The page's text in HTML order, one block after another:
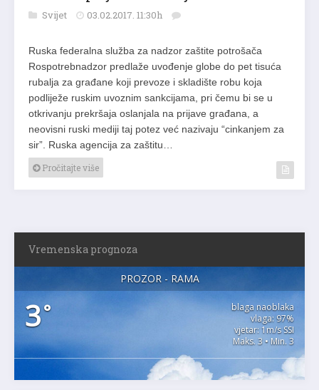
Svijet 03.02.2017. 11:30h
Ruska federalna služba za nadzor zaštite potrošača
Rospotrebnadzor predlaže uvođenje globe do pet tisuća
rubalja za građane koji prevoze i skladište robu koja
podliježe ruskim uvoznim sankcijama, pri čemu bi se u
otkrivanju prekršaja oslanjala na prijave građana, a
neovisni ruski mediji taj potez već nazivaju “cinkanjem za
sir”. Ruska agencija za zaštitu…
Pročitajte više
Vremenska prognoza
PROZOR - RAMA
3°
blaga naoblaka
vlaga: 97%
vjetar: 1m/s SSI
Maks. 3 • Min. 3